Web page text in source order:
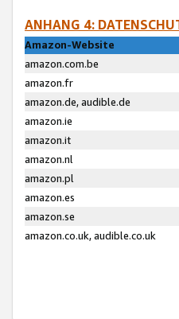
ANHANG 4:
Amazon-Website
amazon.com.be
amazon.fr
amazon.de, audible.de
amazon.ie
amazon.it
amazon.nl
amazon.pl
amazon.es
amazon.se
amazon.co.uk, audible.co.uk